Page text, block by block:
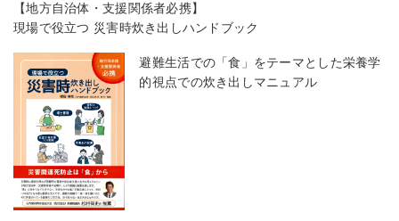
【地方自治体・支援関係者必携】
現場で役立つ 災害時炊き出しハンドブック
避難生活での「食」をテーマとした栄養学
的視点での炊き出しマニュアル